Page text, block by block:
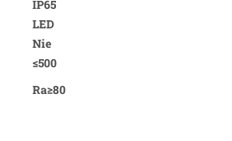
IP65
LED
Nie
≤500
Ra≥80